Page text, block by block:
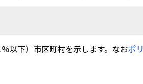
以下）市区町村を示します。なおポ